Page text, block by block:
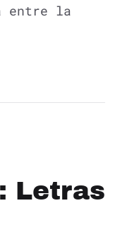
entre la
Letras